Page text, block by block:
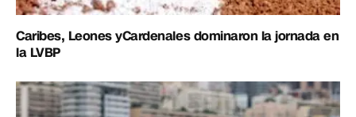
Caribes, Leones yCardenales dominaron la jornada en
la LVBP